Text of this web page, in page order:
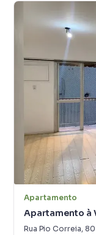
Apartamento
Apartamento à
Rua Pio Correia, 80